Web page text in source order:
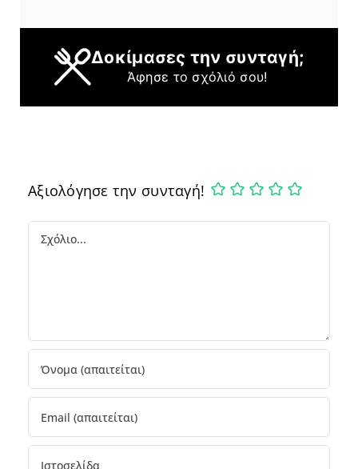
Δοκίμασες την συνταγή;
Άφησε το σχόλιό σου!
Αξιολόγησε την συνταγή!
Comment